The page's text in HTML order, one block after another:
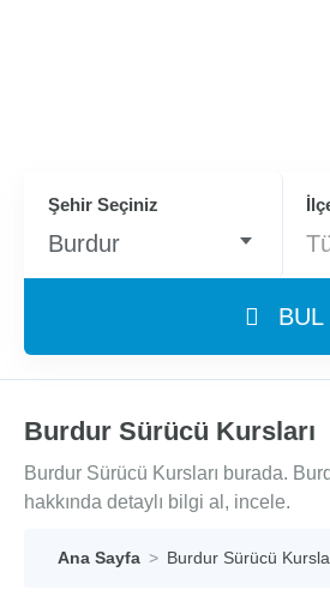
Şehir Seçiniz
Burdur
BUL
Burdur Sürücü Kursları
Burdur Sürücü Kursları burada.
hakkında detaylı bilgi al, incele.
Ana Sayfa Burdur Sürücü